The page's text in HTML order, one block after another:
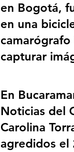
en Bogotá,
en una
capturar
En
Noticias del
Carolina
agredidos el